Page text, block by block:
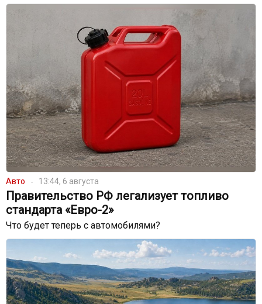
Авто 13:44, 6 августа
Правительство РФ легализует топливо
стандарта «Евро-2»
Что будет теперь с автомобилями?